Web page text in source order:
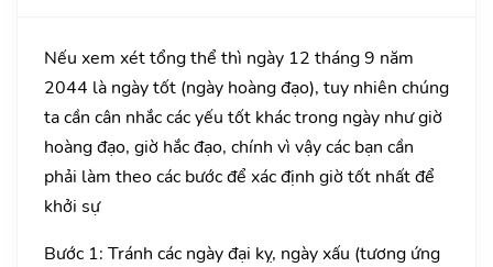
Nếu xem xét tổng thể thì ngày 12 tháng 9 năm
2044 là ngày tốt (ngày hoàng đạo), tuy nhiên chúng
ta cần cân nhắc các yếu tốt khác trong ngày như giờ
hoàng đạo, giờ hắc đạo, chính vì vậy các bạn cần
phải làm theo các bước để xác định giờ tốt nhất để
khởi sự
Bước 1: Tránh các ngày đại kỵ, ngày xấu (tương ứng